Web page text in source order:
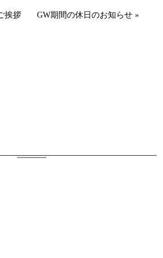
挨拶 GW期間の休日のお知らせ »